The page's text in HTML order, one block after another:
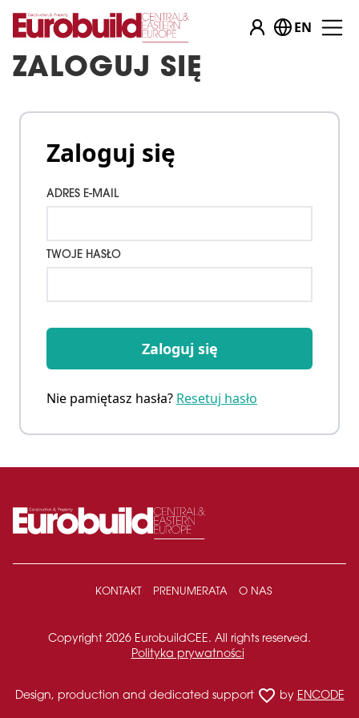
EN
ZALOGUJ SIĘ
Zaloguj się
ADRES E-MAIL
TWOJE HASŁO
Zaloguj się
Nie pamiętasz hasła? Resetuj hasło
KONTAKT PRENUMERATA O NAS
Copyright 2026 EurobuildCEE. All rights reserved.
Polityka prywatności
Design, production and dedicated support favorite_border by ENCODE